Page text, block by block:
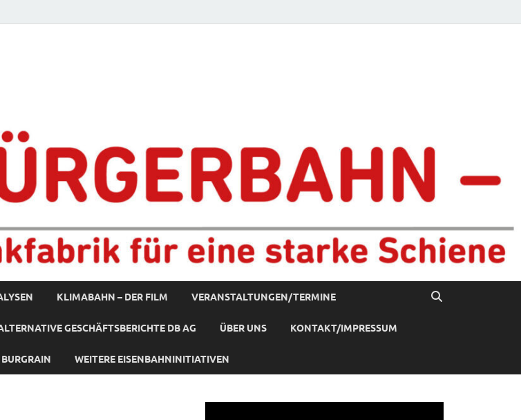
KLIMABAHN – DER FILM VERANSTALTUNGEN/TERMINE
GESCHÄFTSBERICHTE DB AG ÜBER UNS KONTAKT/IMPRESSUM
WEITERE EISENBAHNINITIATIVEN